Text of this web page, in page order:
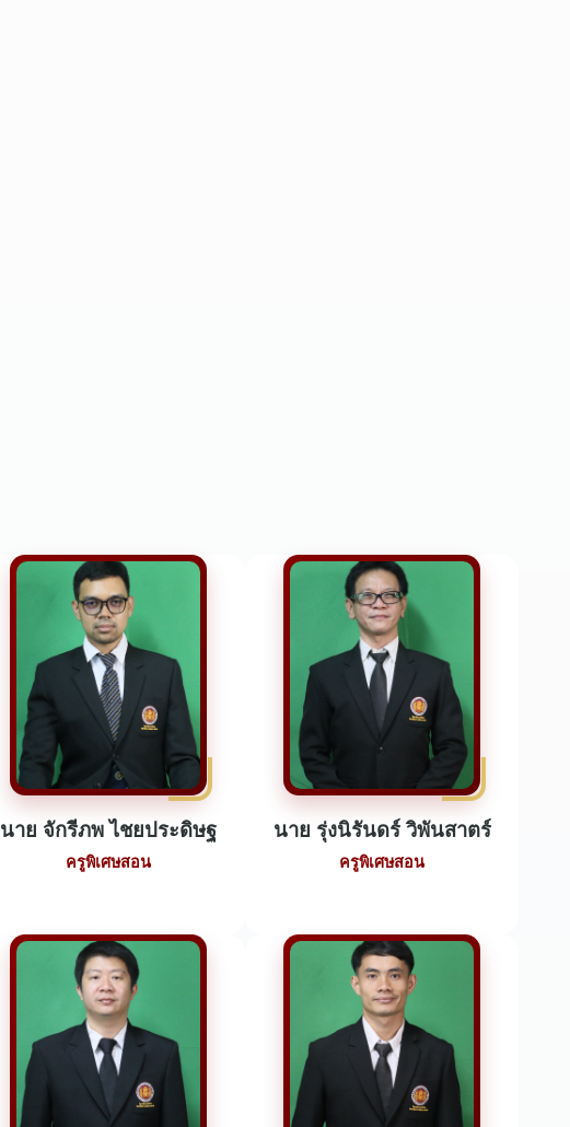
นาย จักรีภพ ไชยประดิษฐ
ครูพิเศษสอน
นาย รุ่งนิรันดร์ วิพันสาตร์
ครูพิเศษสอน